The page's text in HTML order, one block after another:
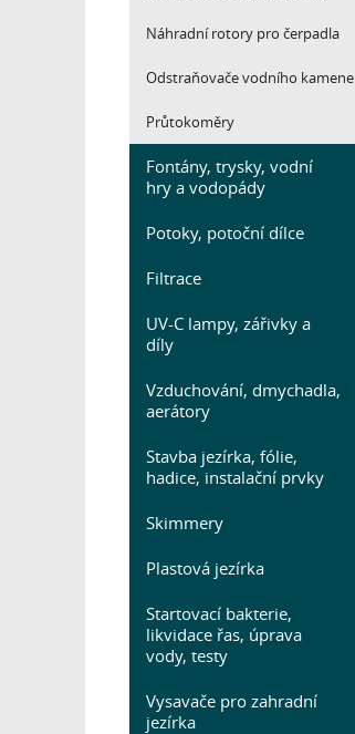
Náhradní rotory pro čerpadla
Odstraňovače vodního kamene
Průtokoměry
Fontány, trysky, vodní
hry a vodopády
Potoky, potoční dílce
Filtrace
UV-C lampy, zářivky a
díly
Vzduchování, dmychadla,
aerátory
Stavba jezírka, fólie,
hadice, instalační prvky
Skimmery
Plastová jezírka
Startovací bakterie,
likvidace řas, úprava
vody, testy
Vysavače pro zahradní
jezírka